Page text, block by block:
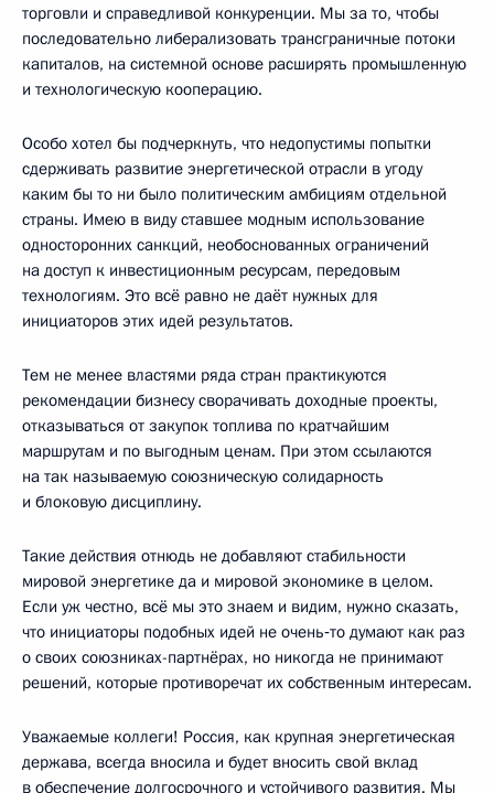
торговли и справедливой конкуренции. Мы за то, чтобы
последовательно либерализовать трансграничные потоки
капиталов, на системной основе расширять промышленную
и технологическую кооперацию.
Особо хотел бы подчеркнуть, что недопустимы попытки
сдерживать развитие энергетической отрасли в угоду
каким бы то ни было политическим амбициям отдельной
страны. Имею в виду ставшее модным использование
односторонних санкций, необоснованных ограничений
на доступ к инвестиционным ресурсам, передовым
технологиям. Это всё равно не даёт нужных для
инициаторов этих идей результатов.
Тем не менее властями ряда стран практикуются
рекомендации бизнесу сворачивать доходные проекты,
отказываться от закупок топлива по кратчайшим
маршрутам и по выгодным ценам. При этом ссылаются
на так называемую союзническую солидарность
и блоковую дисциплину.
Такие действия отнюдь не добавляют стабильности
мировой энергетике да и мировой экономике в целом.
Если уж честно, всё мы это знаем и видим, нужно сказать,
что инициаторы подобных идей не очень‑то думают как раз
о своих союзниках-партнёрах, но никогда не принимают
решений, которые противоречат их собственным интересам.
Уважаемые коллеги! Россия, как крупная энергетическая
держава, всегда вносила и будет вносить свой вклад
в обеспечение долгосрочного и устойчивого развития. Мы